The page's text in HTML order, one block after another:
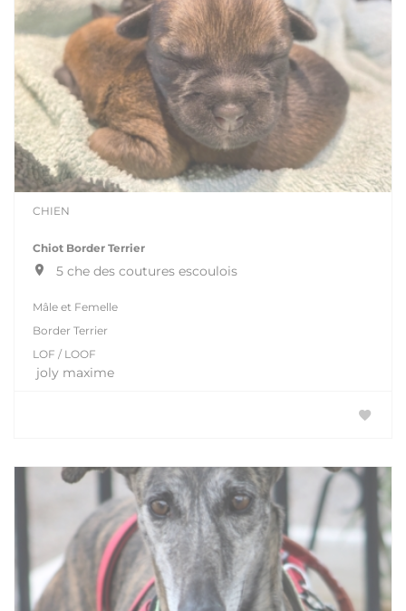
CHIEN
Chiot Border Terrier
5 che des coutures escoulois
Mâle et Femelle
Border Terrier
LOF / LOOF
joly maxime